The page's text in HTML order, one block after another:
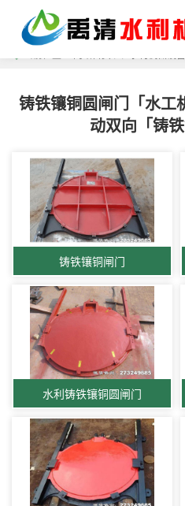
铸铁镶铜圆闸门「水工
动双向「铸
铸铁镶铜闸门
水利铸铁镶铜圆闸门